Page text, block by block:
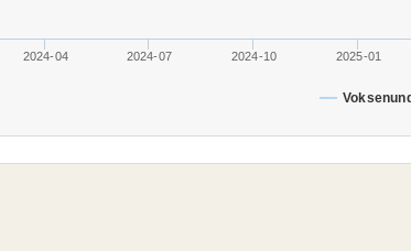
2024-04 2024-07 2024-10 2025-01